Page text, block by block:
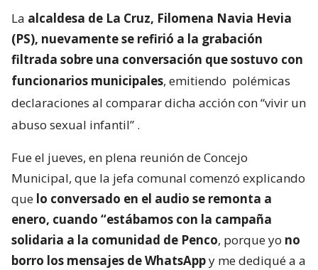
La alcaldesa de La Cruz, Filomena Navia Hevia
(PS), nuevamente se refirió a la grabación
filtrada sobre una conversación que sostuvo con
funcionarios municipales, emitiendo polémicas
declaraciones al comparar dicha acción con “vivir un
abuso sexual infantil” .
Fue el jueves, en plena reunión de Concejo
Municipal, que la jefa comunal comenzó explicando
que lo conversado en el audio se remonta a
enero, cuando “estábamos con la campaña
solidaria a la comunidad de Penco, porque yo no
borro los mensajes de WhatsAppy me dediqué a a